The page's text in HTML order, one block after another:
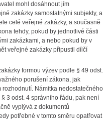
mohl dosáhnout jím
zakázky samostatnými subjekty, a
celé veřejné zakázky, a současně
tehdy, pokud by jednotlivé části
zakázkami, a nebo pokud by v
veřejné zakázky připustil dílčí
formou výzev podle § 49 odst.
porušení zákona, jak
Námitka nedostatečného
3 odst. 4 správního řádu, pak není
vyplývá z dokumentů
potřebné v tomto směru opatřovat